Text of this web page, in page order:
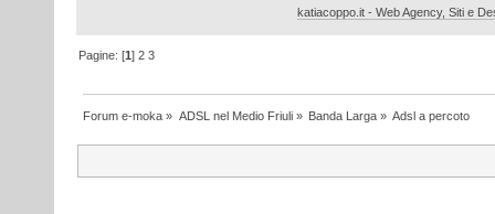
katiacoppo.it - Web Agency, Siti e
Pagine: [1]2 3
Forum e-moka » ADSL nel Medio Friuli» Banda Larga» Adsl a percoto